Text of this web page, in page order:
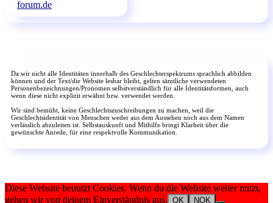
Da wir nicht alle Identitäten innerhalb des Geschlechterspektrums sprachlich abbilden
können und der Text/die Website lesbar bleibt, gelten sämtliche verwendeten
Personenbezeichnungen/Pronomen selbstverständlich für alle Identitätsformen, auch
wenn diese nicht explizit erwähnt bzw. verwendet werden.
Wir sind bemüht, keine Geschlechtszuschreibungen zu machen, weil die
Geschlechtsidentität von Menschen weder aus dem Aussehen noch aus dem Namen
verlässlich abzuleiten ist. Selbstauskunft und Mithilfe bringt Klarheit über die
gewünschte Anrede, für eine respektvolle Kommunikation.
Diese Website benutzt Cookies. Wenn du die Website weiter nutzt,
gehen wir von deinem Einverständnis aus. OK NOK